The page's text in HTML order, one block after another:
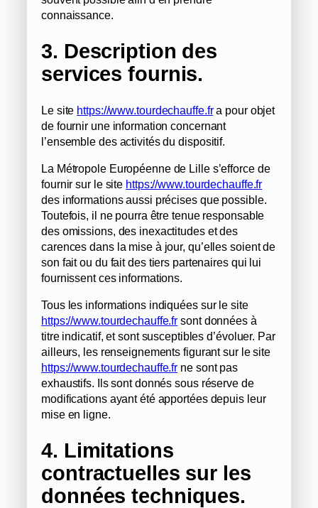
connaissance.
3. Description des
services fournis.
Le site https://www.tourdechauffe.fra pour objet
de fournir une information concernant
l’ensemble des activités du dispositif.
La Métropole Européenne de Lille s’efforce de
fournir sur le site https://www.tourdechauffe.fr
des informations aussi précises que possible.
Toutefois, il ne pourra être tenue responsable
des omissions, des inexactitudes et des
carences dans la mise à jour, qu’elles soient de
son fait ou du fait des tiers partenaires qui lui
fournissent ces informations.
Tous les informations indiquées sur le site
https://www.tourdechauffe.fr sont données à
titre indicatif, et sont susceptibles d’évoluer. Par
ailleurs, les renseignements figurant sur le site
https://www.tourdechauffe.fr ne sont pas
exhaustifs. Ils sont donnés sous réserve de
modifications ayant été apportées depuis leur
mise en ligne.
4. Limitations
contractuelles sur les
données techniques.